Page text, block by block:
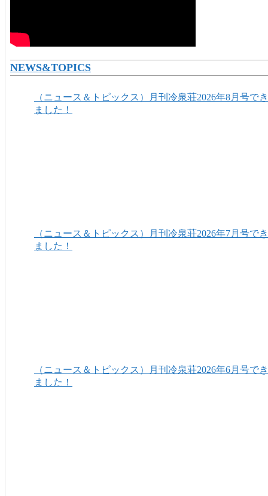
NEWS&TOPICS
（ニュース＆トピックス）月刊冷泉荘2026年8月号でき
ました！
（ニュース＆トピックス）月刊冷泉荘2026年7月号でき
ました！
（ニュース＆トピックス）月刊冷泉荘2026年6月号でき
ました！